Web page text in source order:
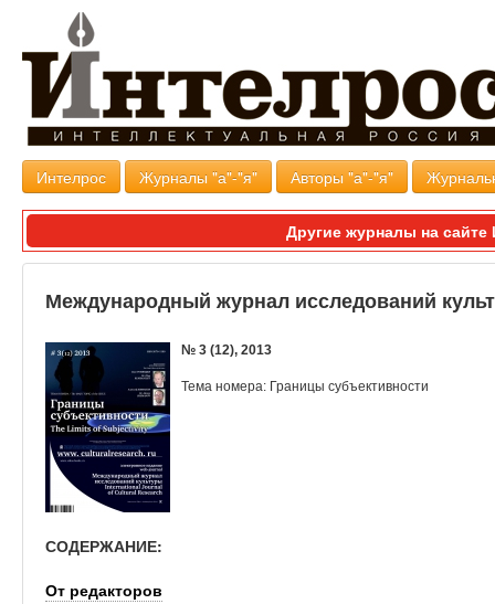
Интелрос Журналы "а"-"я" Авторы "а"-"я"
Другие журналы на
Международный журнал исследований
№ 3 (12), 2013
Тема номера: Границы субъективности
СОДЕРЖАНИЕ:
От редакторов